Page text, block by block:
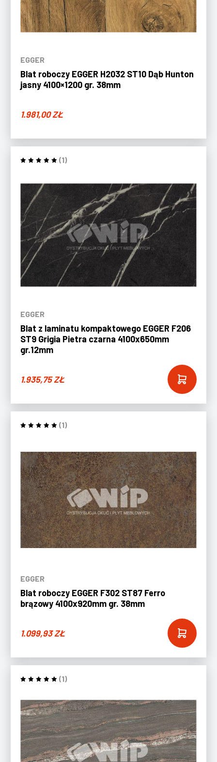
EGGER
Blat roboczy EGGER H2032 ST10 Dąb Hunton
jasny 4100×1200 gr. 38mm
1.981,00ZŁ
(1)
EGGER
Blat z laminatu kompaktowego EGGER F206
ST9 Grigia Pietra czarna 4100x650mm
gr.12mm
1.935,75ZŁ
(1)
EGGER
Blat roboczy EGGER F302 ST87 Ferro
brązowy 4100x920mm gr. 38mm
1.099,93ZŁ
(1)